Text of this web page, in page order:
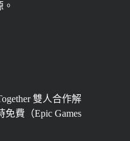
雙人合作解
費（Epic Games